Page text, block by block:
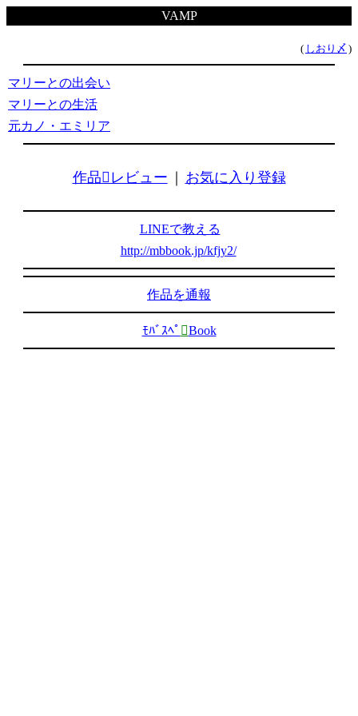
VAMP
( しおり〆 )
マリーとの出会い
マリーとの生活
元カノ・エミリア
作品レビュー お気に入り登録
LINEで教える
http://mbbook.jp/kfjy2/
作品を通報
ﾓﾊﾞｽﾍﾟ Book